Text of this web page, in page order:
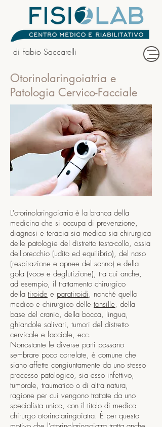
di Fabio Saccarelli
Otorinolaringoiatria e
Patologia Cervico-Facciale
L'otorinolaringoiatria è la branca della
medicina che si occupa di prevenzione,
diagnosi e terapia sia medica sia chirurgica
delle patologie del distretto testa-collo, ossia
dell'orecchio (udito ed equilibrio), del naso
(respirazione e apnee del sonno) e della
gola (voce e deglutizione), tra cui anche,
ad esempio, il trattamento chirurgico
della tiroide e paratiroidi, nonché quello
medico e chirurgico delle tonsille, della
base del cranio, della bocca, lingua,
ghiandole salivari, tumori del distretto
cervicale e facciale, ecc.
Nonostante le diverse parti possano
sembrare poco correlate, è comune che
siano affette congiuntamente da uno stesso
processo patologico, sia esso infettivo,
tumorale, traumatico o di altra natura,
ragione per cui vengono trattate da uno
specialista unico, con il titolo di medico
chirurgo otorinolaringoiatra. È per questo